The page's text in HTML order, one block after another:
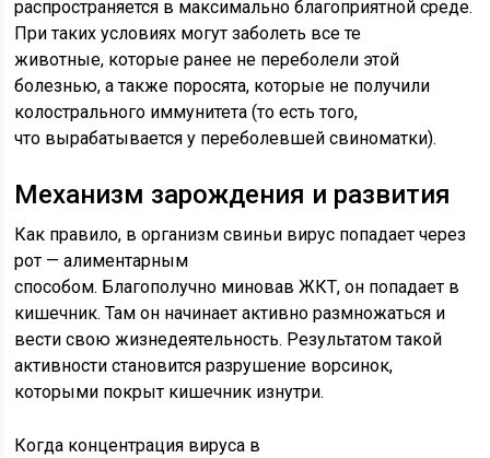
распространяется в максимально благоприятной среде.
При таких условиях могут заболеть все те
животные, которые ранее не переболели этой
болезнью, а также поросята, которые не получили
колострального иммунитета (то есть того,
что вырабатывается у переболевшей свиноматки).
Механизм зарождения и развития
Как правило, в организм свиньи вирус попадает через
рот — алиментарным
способом. Благополучно миновав ЖКТ, он попадает в
кишечник. Там он начинает активно размножаться и
вести свою жизнедеятельность. Результатом такой
активности становится разрушение ворсинок,
которыми покрыт кишечник изнутри.
Когда концентрация вируса в